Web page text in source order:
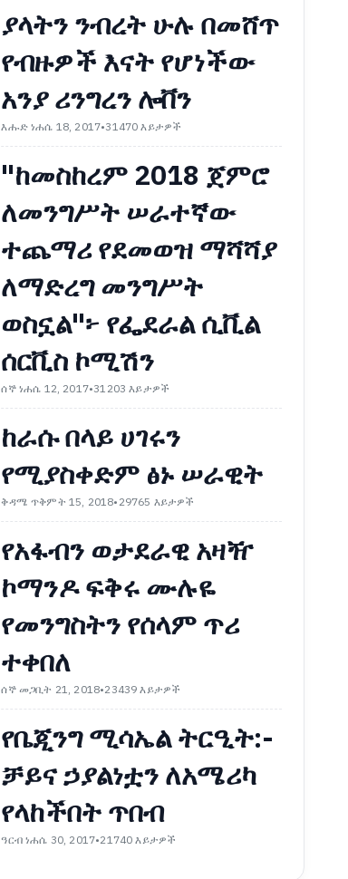
ያላትን ንብረት ሁሉ በመሸጥ
የብዙዎች እናት የሆነችው
አንያ ሪንግረን ሎቨን
እሑድ ነሐሴ 18, 2017•31470 እይታዎች
"ከመስከረም 2018 ጀምሮ
ለመንግሥት ሠራተኛው
ተጨማሪ የደመወዝ ማሻሻያ
ለማድረግ መንግሥት
ወስኗል"፦ የፌደራል ሲቪል
ሰርቪስ ኮሚሽን
ሰኞ ነሐሴ 12, 2017•31203 እይታዎች
ከራሱ በላይ ሀገሩን
የሚያስቀድም ፅኑ ሠራዊት
ቅዳሜ ጥቅምት 15, 2018•29765 እይታዎች
የአፋብን ወታደራዊ አዛዥ
ኮማንዶ ፍቅሩ ሙሉዬ
የመንግስትን የሰላም ጥሪ
ተቀበለ
ሰኞ መጋቢት 21, 2018•23439 እይታዎች
የቤጂንግ ሚሳኤል ትርዒት:-
ቻይና ኃያልነቷን ለአሜሪካ
የላከችበት ጥበብ
ዓርብ ነሐሴ 30, 2017•21740 እይታዎች